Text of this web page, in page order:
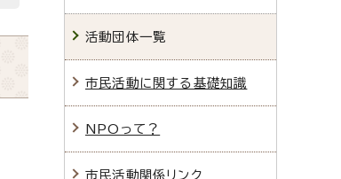
活動団体一覧
市民活動に関する基礎知識
NPOって？
市民活動関係リンク